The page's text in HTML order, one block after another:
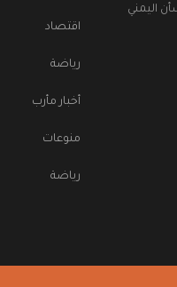
اليمني
اقتصاد
رياضة
أخبار مأرب
منوعات
رياضة